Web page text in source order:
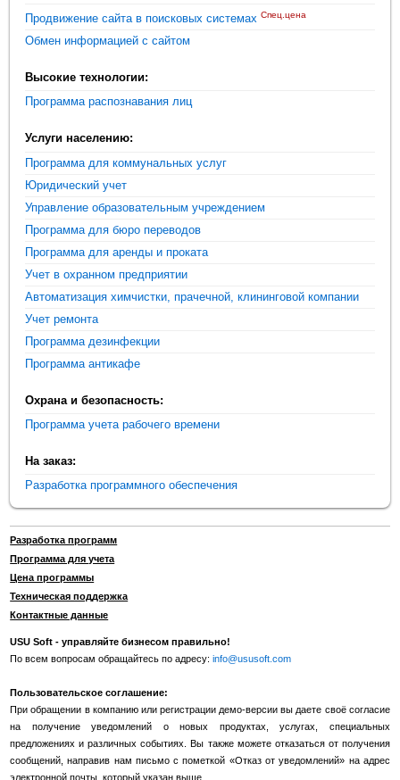
Продвижение сайта в поисковых системах Спец.цена
Обмен информацией с сайтом
Высокие технологии:
Программа распознавания лиц
Услуги населению:
Программа для коммунальных услуг
Юридический учет
Управление образовательным учреждением
Программа для бюро переводов
Программа для аренды и проката
Учет в охранном предприятии
Автоматизация химчистки, прачечной, клининговой компании
Учет ремонта
Программа дезинфекции
Программа антикафе
Охрана и безопасность:
Программа учета рабочего времени
На заказ:
Разработка программного обеспечения
Разработка программ
Программа для учета
Цена программы
Техническая поддержка
Контактные данные
USU Soft - управляйте бизнесом правильно!
По всем вопросам обращайтесь по адресу:info@ususoft.com
Пользовательское соглашение:
При обращении в компанию или регистрации демо-версии вы даете своё согласие
на получение уведомлений о новых продуктах, услугах, специальных
предложениях и различных событиях. Вы также можете отказаться от получения
сообщений, направив нам письмо с пометкой «Отказ от уведомлений» на адрес
электронной почты, который указан выше.